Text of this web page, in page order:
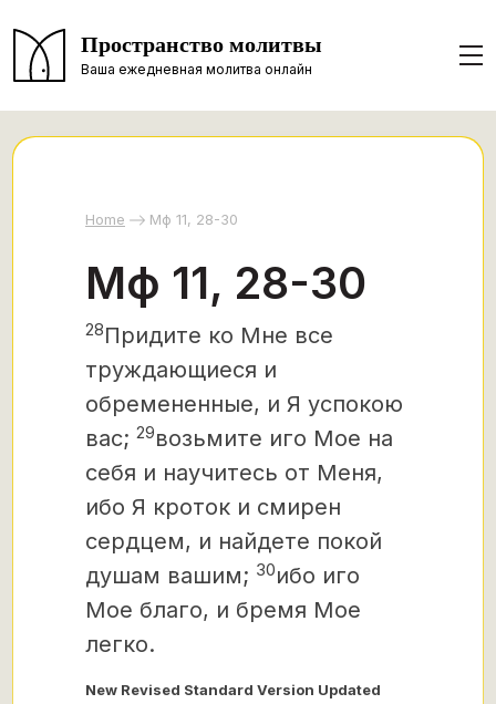
Пространство молитвы
Ваша ежедневная молитва онлайн
Home Мф 11, 28-30
Мф 11, 28-30
28Придите ко Мне все
труждающиеся и
обремененные, и Я успокою
вас; 29возьмите иго Мое на
себя и научитесь от Меня,
ибо Я кроток и смирен
сердцем, и найдете покой
душам вашим; 30ибо иго
Мое благо, и бремя Мое
легко.
New Revised Standard Version Updated